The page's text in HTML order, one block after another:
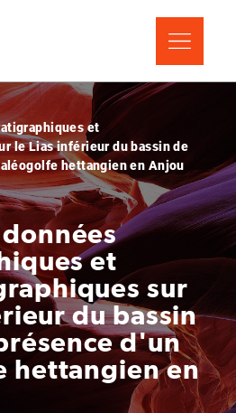
et
le Lias inférieur du bassin de
hettangien en Anjou
et
sur
du bassin
d'un
hettangien en